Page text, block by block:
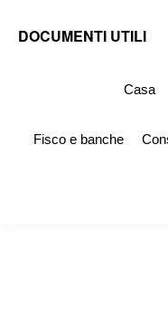
DOCUMENTI UTILI
Simile
Casa
Fisco e banche